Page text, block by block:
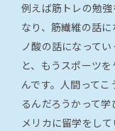
例えば筋トレの勉
なり、筋繊維の話
ノ酸の話になって
と、もうスポーツ
んです。人間って
るんだろうかって
メリカに留学をし